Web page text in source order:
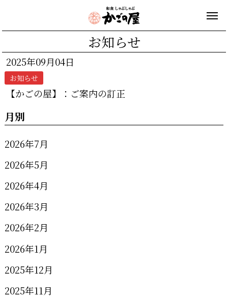
お知らせ
2025年09月04日
お知らせ
【かごの屋】：ご案内の訂正
月別
2026年7月
2026年5月
2026年4月
2026年3月
2026年2月
2026年1月
2025年12月
2025年11月